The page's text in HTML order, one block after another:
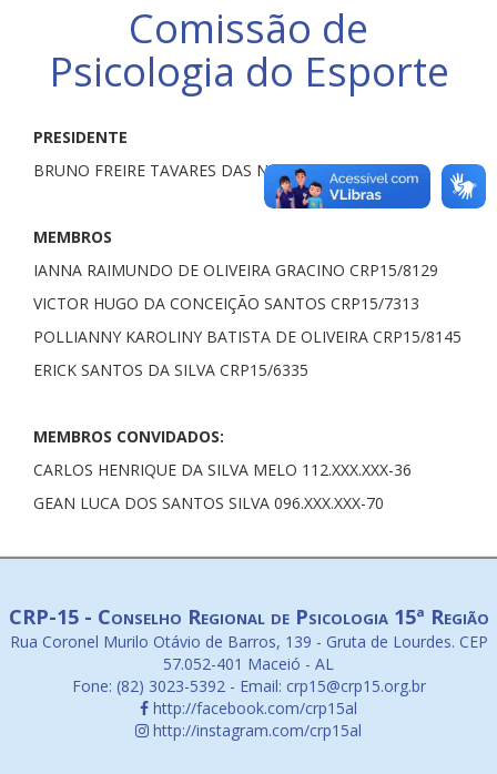
Comissão de
Psicologia do Esporte
PRESIDENTE
BRUNO FREIRE TAVARES DAS NEVES CRP15/5148
MEMBROS
IANNA RAIMUNDO DE OLIVEIRA GRACINO CRP15/8129
VICTOR HUGO DA CONCEIÇÃO SANTOS CRP15/7313
POLLIANNY KAROLINY BATISTA DE OLIVEIRA CRP15/8145
ERICK SANTOS DA SILVA CRP15/6335
MEMBROS CONVIDADOS:
CARLOS HENRIQUE DA SILVA MELO 112.XXX.XXX-36
GEAN LUCA DOS SANTOS SILVA 096.XXX.XXX-70
CRP-15 - Conselho Regional de Psicologia 15ª Região
Rua Coronel Murilo Otávio de Barros, 139 - Gruta de Lourdes. CEP
57.052-401 Maceió - AL
Fone: (82) 3023-5392 - Email: crp15@crp15.org.br
http://facebook.com/crp15al
http://instagram.com/crp15al